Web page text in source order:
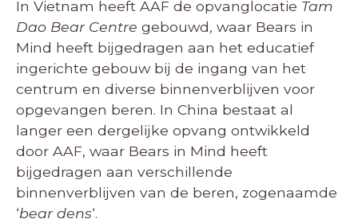
In Vietnam heeft AAF de opvanglocatie Tam
Dao Bear Centre gebouwd, waar Bears in
Mind heeft bijgedragen aan het educatief
ingerichte gebouw bij de ingang van het
centrum en diverse binnenverblijven voor
opgevangen beren. In China bestaat al
langer een dergelijke opvang ontwikkeld
door AAF, waar Bears in Mind heeft
bijgedragen aan verschillende
binnenverblijven van de beren, zogenaamde
‘bear dens‘.